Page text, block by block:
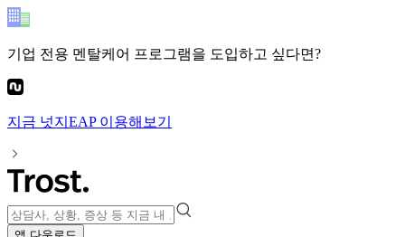
기업 전용 멘탈케어 프로그램을 도입하고 싶다면?
지금 넛지EAP이용해보기